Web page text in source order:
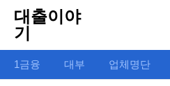
대출이야
기
1금융 대부 업체명단